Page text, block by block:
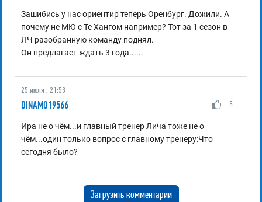
Зашибись у нас ориентир теперь Оренбург. Дожили. А
почему не МЮ с Те Хангом например? Тот за 1 сезон в
ЛЧ разобранную команду поднял.
Он предлагает ждать 3 года......
25 июля , 21:53
DINAMO19566 5
Ира не о чём...и главный тренер Лича тоже не о
чём...один только вопрос с главному тренеру:Что
сегодня было?
Загрузить комментарии